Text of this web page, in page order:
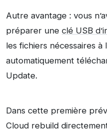
Autre avantage : vous
préparer une clé USB
les fichiers nécessaires
automatiquement
Update.
Dans cette première
Cloud rebuild